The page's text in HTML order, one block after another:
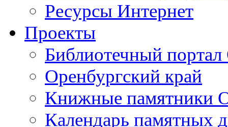
Ресурсы Интернет
Проекты
Библиотечный портал
Оренбургский край
Книжные памятники
Календарь памятных